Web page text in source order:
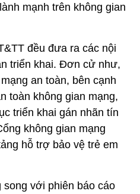
mạnh trên không gian
đều đưa ra các nội
triển khai. Đơn cử như,
an toàn, bên cạnh
toàn không gian mạng,
triển khai gán nhãn tín
không gian mạng
hỗ trợ bảo vệ trẻ em
với phiên báo cáo